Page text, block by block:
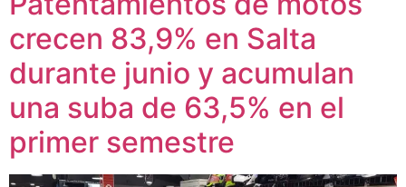
crecen 83,9% en Salta
durante junio y acumulan
una suba de 63,5% en el
primer semestre